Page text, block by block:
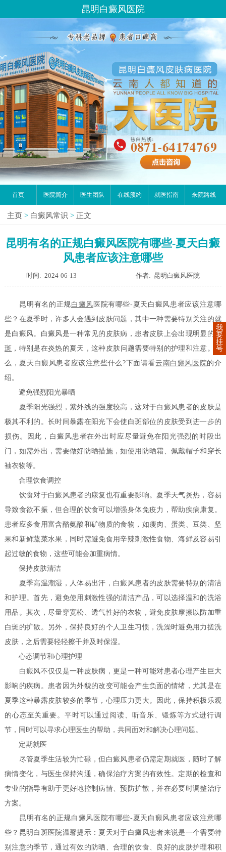
昆明白癜风医院
首页 医院简介 医生团队 在线预约 就医指南 来院路线
主页 > 白癜风常识 > 正文
昆明有名的正规白癜风医院有哪些-夏天白癜
风患者应该注意哪些
时间: 2024-06-13 作者: 昆明白癜风医院
昆明有名的正规白癜风 医院有哪些-夏天白癜风患者应该注意哪
些？在夏季时，许多人会遇到皮肤问题，其中一种需要特别关注的就
是白癜风。白癜风是一种常见的皮肤病，患者皮肤上会出现明显的 白
斑 ，特别是在炎热的夏天，这种皮肤问题需要特别的护理和注意。那
么，夏天白癜风患者应该注意些什么?下面请看云南白癜风医院的介
绍。
避免强烈阳光暴晒
夏季阳光强烈，紫外线的强度较高，这对于白癜风患者的皮肤是
极其不利的。长时间暴露在阳光下会使白斑部位的皮肤受到进一步的
损伤。因此，白癜风患者在外出时应尽量避免在阳光强烈的时段出
门，如需外出，需要做好防晒措施，如使用防晒霜、佩戴帽子和穿长
袖衣物等。
合理饮食调控
饮食对于白癜风患者的康复也有重要影响。夏季天气炎热，容易
导致食欲不振，但合理的饮食可以增强身体免疫力，帮助疾病康复。
患者应多食用富含酪氨酸和矿物质的食物，如瘦肉、蛋类、豆类、坚
果和新鲜蔬菜水果，同时需避免食用辛辣刺激性食物、海鲜及容易引
起过敏的食物，这些可能会加重病情。
保持皮肤清洁
夏季高温潮湿，人体易出汗，白癜风患者的皮肤需要特别的清洁
和护理。首先，避免使用刺激性强的清洁产品，可以选择温和的洗浴
用品。其次，尽量穿宽松、透气性好的衣物，避免皮肤摩擦以防加重
白斑的扩散。另外，保持良好的个人卫生习惯，洗澡时避免用力搓洗
皮肤，之后需要轻轻擦干并及时保湿。
心态调节和心理护理
白癜风不仅仅是一种皮肤病，更是一种可能对患者心理产生巨大
影响的疾病。患者因为外貌的改变可能会产生负面的情绪，尤其是在
夏季这种暴露皮肤较多的季节，心理压力更大。因此，保持积极乐观
的心态至关重要。平时可以通过阅读、听音乐、锻炼等方式进行调
节，同时可以寻求心理医生的帮助，共同面对和解决心理问题。
定期就医
尽管夏季生活较为忙碌，但白癜风患者仍需定期就医，随时了解
病情变化，与医生保持沟通，确保治疗方案的有效性。定期的检查和
专业的指导有助于更好地控制病情、预防扩散，并在必要时调整治疗
方案。
昆明有名的正规白癜风医院有哪些-夏天白癜风患者应该注意哪
些？昆明白斑医院温馨提示：夏天对于白癜风患者来说是一个需要特
别注意的季节，通过有效的防晒、合理的饮食、良好的皮肤护理和积
我
要
挂
号